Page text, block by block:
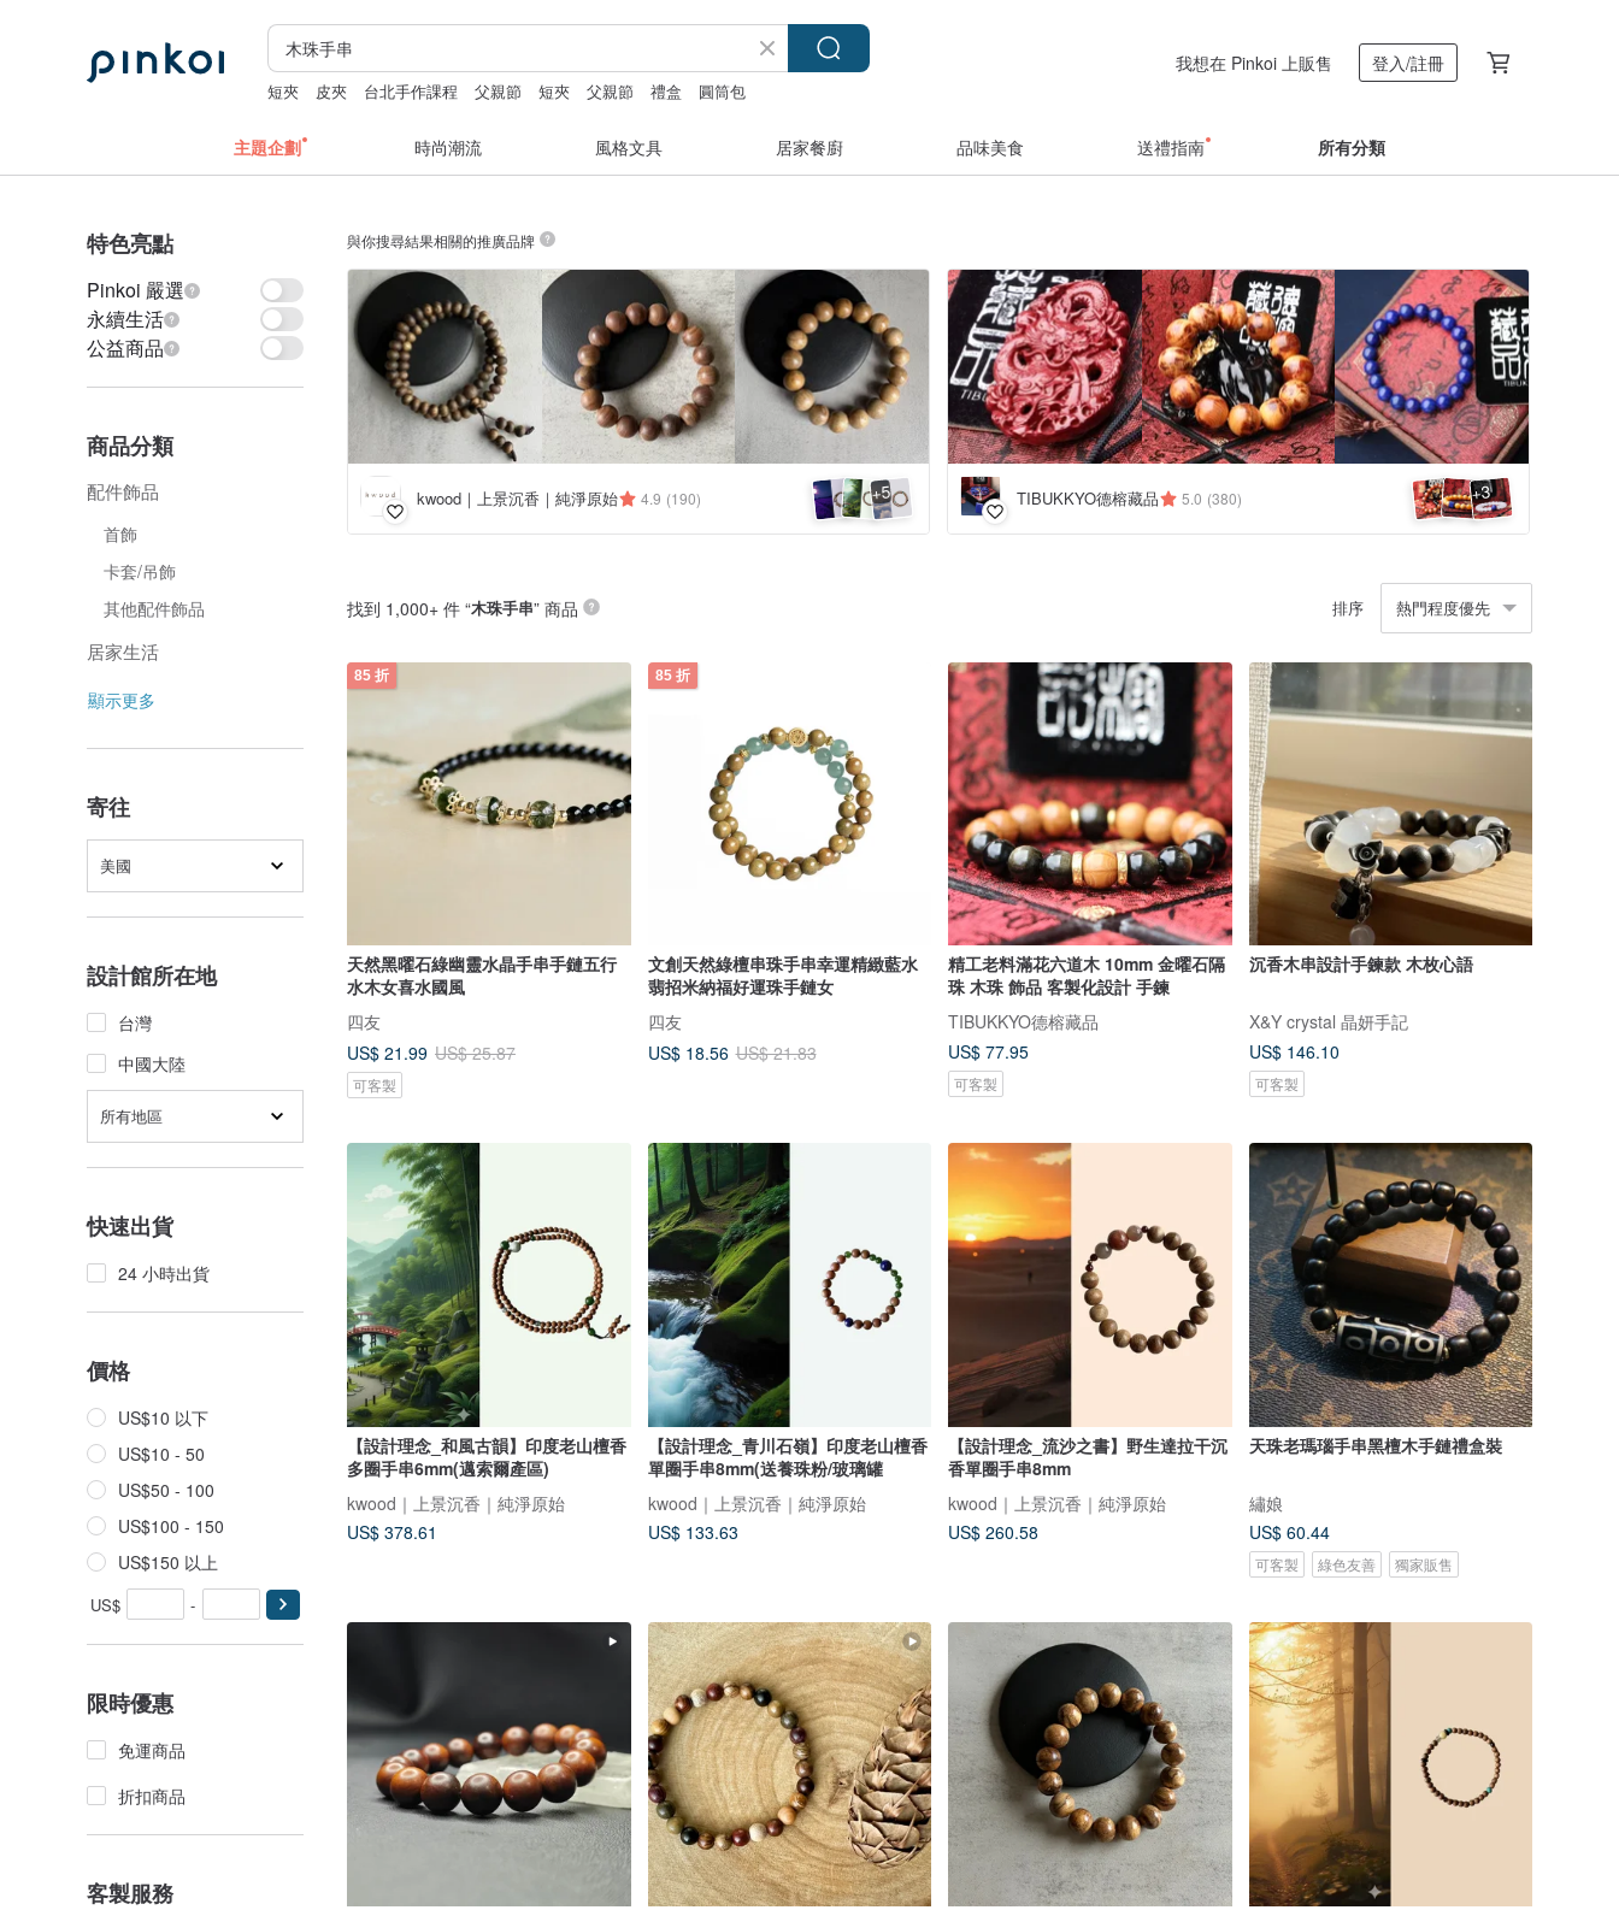
短夾 皮夾 台北手作課程 父親節 短夾 父親節 禮盒 圓筒包
我想在 Pinkoi 上販售 登入/註冊
主題企劃 時尚潮流 風格文具 居家餐廚 品味美食 送禮指南 所有分類
特色亮點
Pinkoi 嚴選
永續生活
公益商品
商品分類
配件飾品
首飾
卡套/吊飾
其他配件飾品
居家生活
顯示更多
寄往
美國
設計館所在地
台灣
中國大陸
所有地區
快速出貨
24 小時出貨
價格
US$10 以下
US$10 - 50
US$50 - 100
US$100 - 150
US$150 以上
US$ -
限時優惠
免運商品
折扣商品
客製服務
與你搜尋結果相關的推廣品牌
kwood｜上景沉香｜純淨原始 4.9 (190) +5 TIBUKKYO德榕藏品 5.0 (380) +3
找到 1,000+ 件 “木珠手串” 商品 排序 熱門程度優先
85 折
天然黑曜石綠幽靈水晶手串手鏈五行
水木女喜水國風
四友
US$ 21.99 US$ 25.87
可客製
85 折
文創天然綠檀串珠手串幸運精緻藍水
翡招米納福好運珠手鏈女
四友
US$ 18.56 US$ 21.83
精工老料滿花六道木 10mm 金曜石隔
珠 木珠 飾品 客製化設計 手鍊
TIBUKKYO德榕藏品
US$ 77.95
可客製
沉香木串設計手鍊款 木枚心語
X&Y crystal 晶妍手記
US$ 146.10
可客製
【設計理念_和風古韻】印度老山檀香
多圈手串6mm(邁索爾產區)
kwood｜上景沉香｜純淨原始
US$ 378.61
【設計理念_青川石嶺】印度老山檀香
單圈手串8mm(送養珠粉/玻璃罐
kwood｜上景沉香｜純淨原始
US$ 133.63
【設計理念_流沙之書】野生達拉干沉
香單圈手串8mm
kwood｜上景沉香｜純淨原始
US$ 260.58
天珠老瑪瑙手串黑檀木手鏈禮盒裝
繡娘
US$ 60.44
可客製 綠色友善 獨家販售